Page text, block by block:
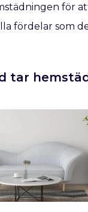
för
fördelar som
tar